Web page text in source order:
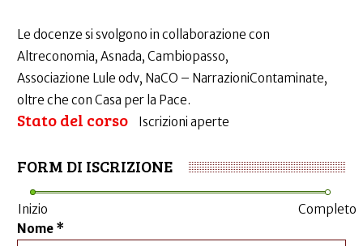
Le docenze si svolgono in collaborazione con
Altreconomia, Asnada, Cambiopasso,
Associazione Lule odv, NaCO – NarrazioniContaminate,
oltre che con Casa per la Pace.
Stato del corso Iscrizioni aperte
FORM DI ISCRIZIONE
Inizio
Completo
Nome *